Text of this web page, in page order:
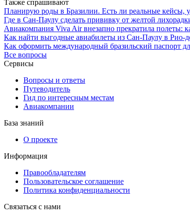
Также спрашивают
Планирую роды в Бразилии. Есть ли реальные кейсы, у
Где в Сан-Паулу сделать прививку от желтой
Авиакомпания Viva Air внезапно прекратила полеты:
Как найти выгодные авиабилеты из Сан-Паулу в Рио-
Как оформить международный бразильский паспорт
Все вопросы
Сервисы
Вопросы и ответы
Путеводитель
Гид по интересным местам
Авиакомпании
База знаний
О проекте
Информация
Правообладателям
Пользовательское соглашение
Политика конфиденциальности
Связаться с нами